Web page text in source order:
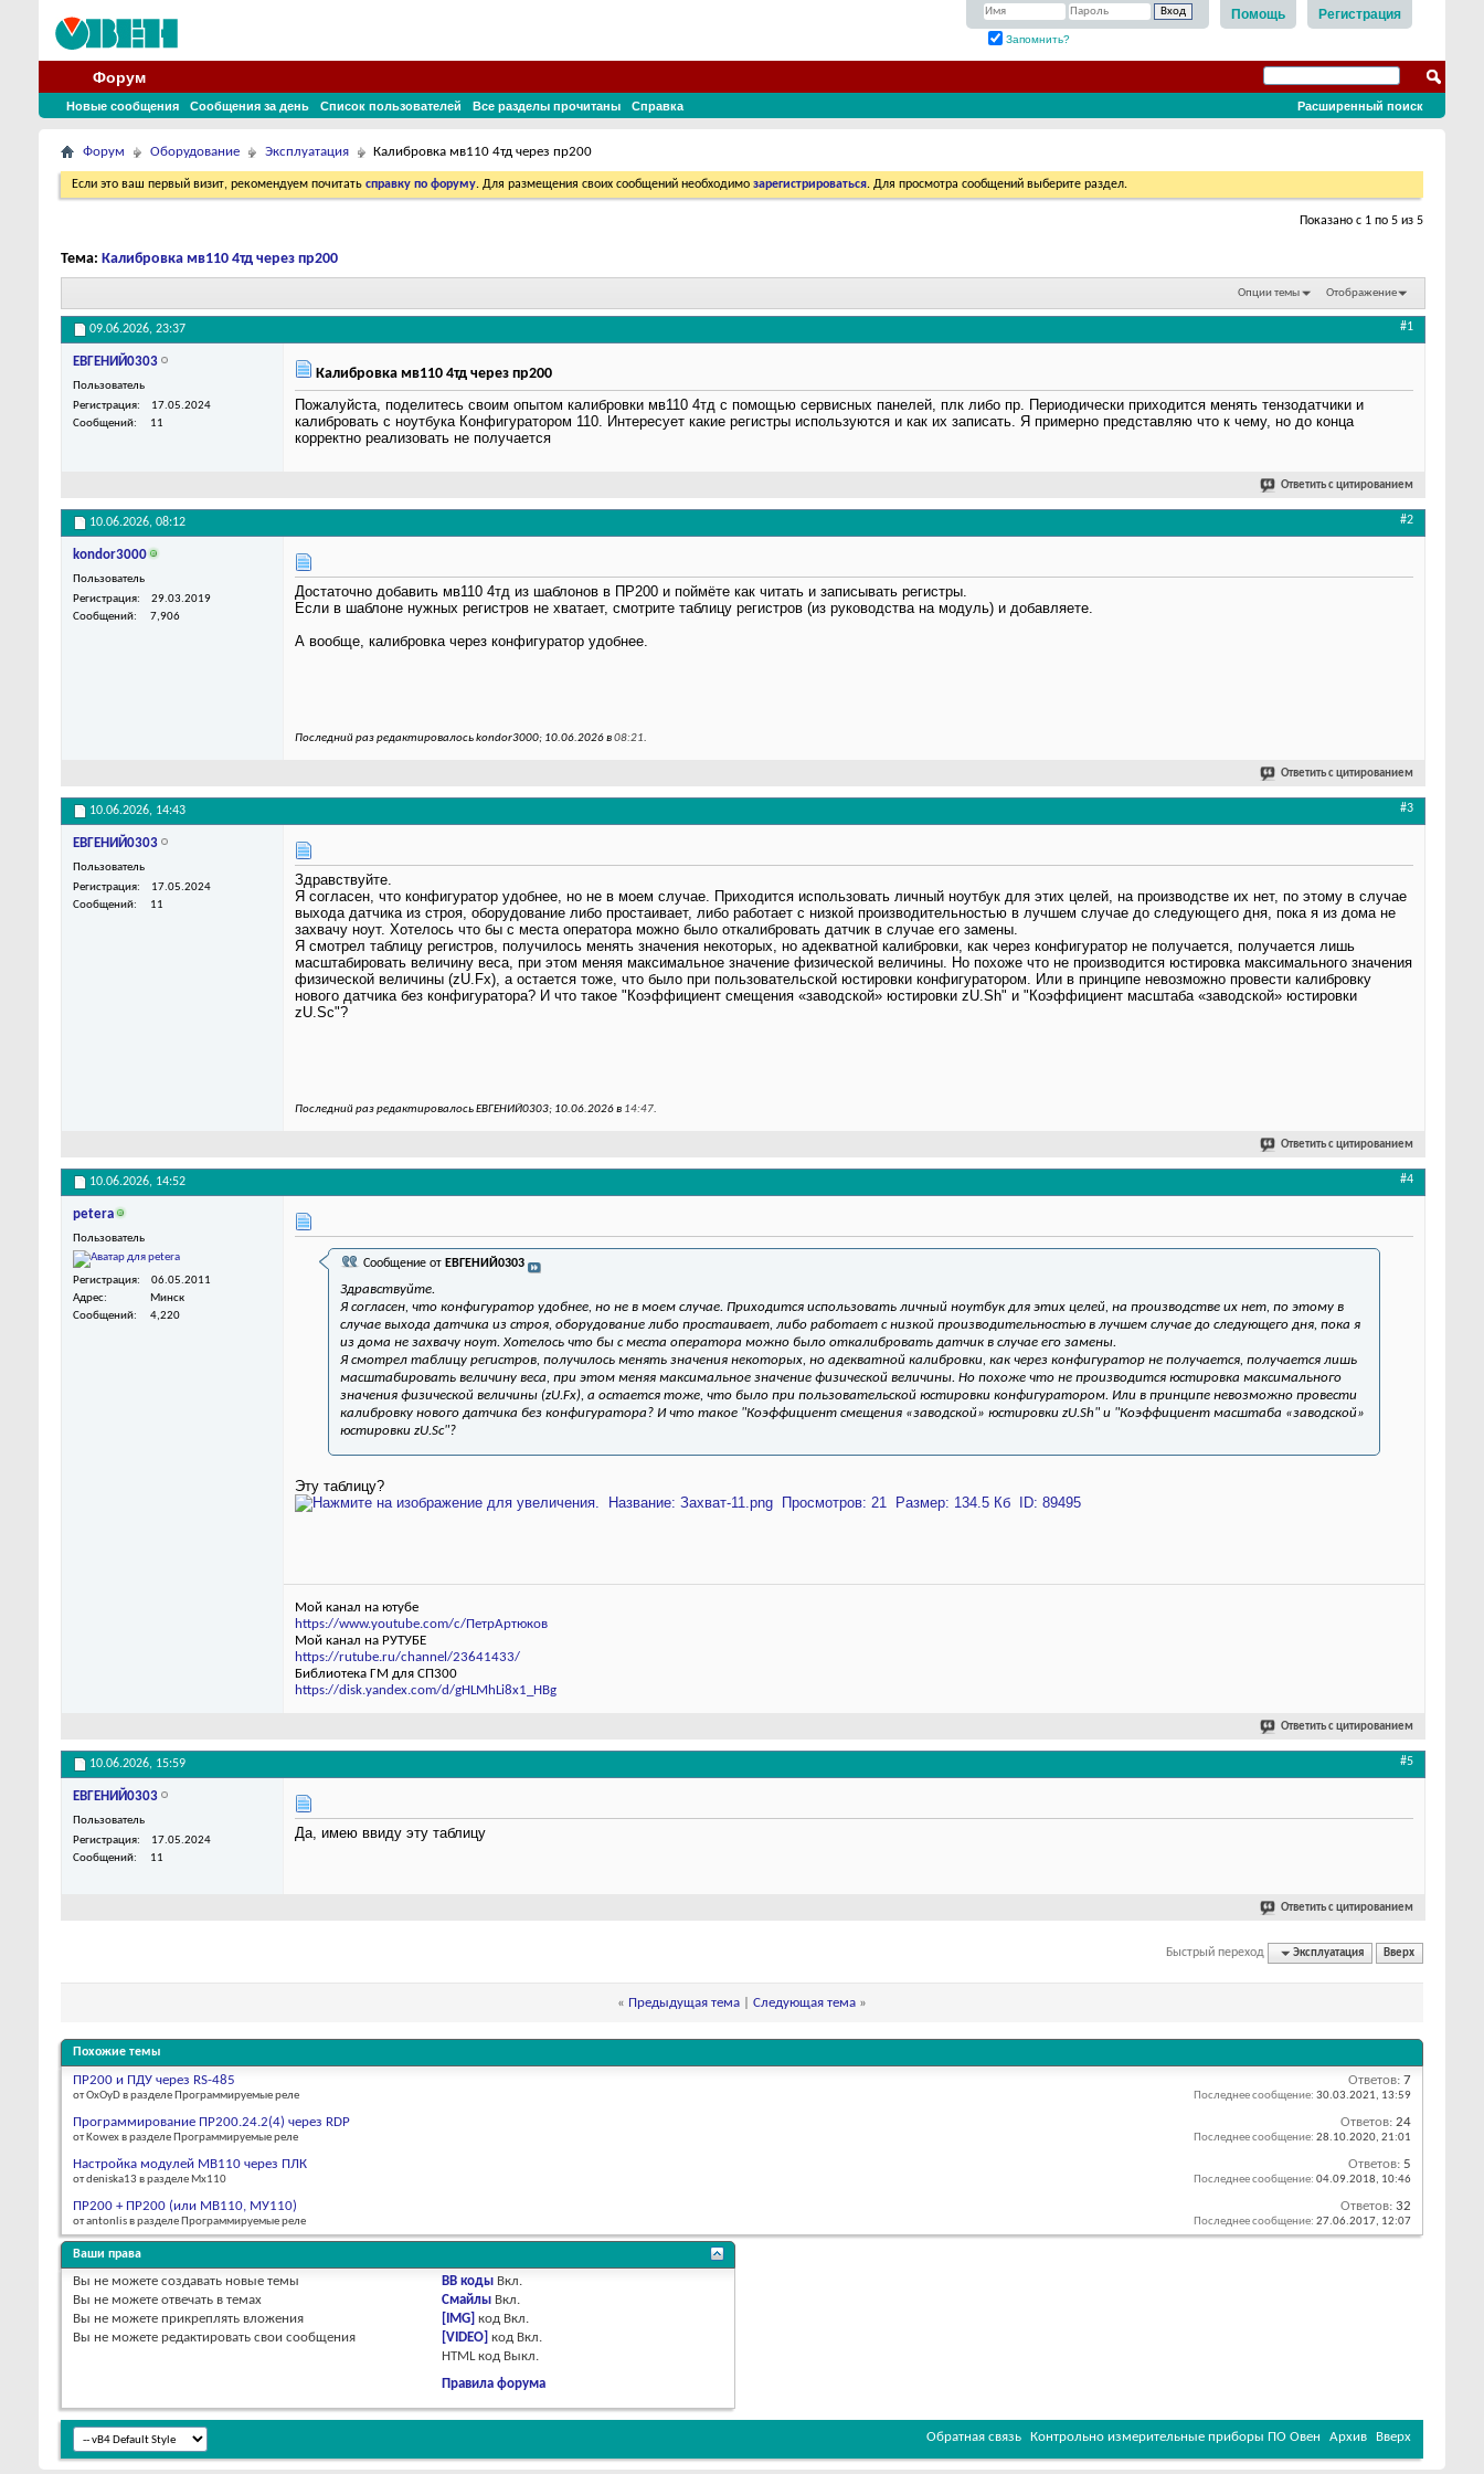
Регистрация
Помощь
Запомнить?
Форум
Новые сообщения Сообщения за день Список пользователей Все разделы прочитаны Справка Расширенный поиск
Форум Оборудование Эксплуатация Калибровка мв110 4тд через пр200
Если это ваш первый визит, рекомендуем почитать справку по форуму. Для размещения своих сообщений необходимо зарегистрироваться. Для просмотра сообщений выберите раздел.
Показано с 1 по 5 из 5
Тема: Калибровка мв110 4тд через пр200
Опции темы Отображение
09.06.2026, 23:37 #1
ЕВГЕНИЙ0303
Пользователь
Регистрация
17.05.2024
Сообщений
11
Калибровка мв110 4тд через пр200
Пожалуйста, поделитесь своим опытом калибровки мв110 4тд с помощью сервисных панелей, плк либо пр. Периодически приходится менять тензодатчики и
калибровать с ноутбука Конфигуратором 110. Интересует какие регистры используются и как их записать. Я примерно представляю что к чему, но до конца
корректно реализовать не получается
Ответить с цитированием
10.06.2026, 08:12 #2
kondor3000
Пользователь
Регистрация
29.03.2019
Сообщений
7,906
Достаточно добавить мв110 4тд из шаблонов в ПР200 и поймёте как читать и записывать регистры.
Если в шаблоне нужных регистров не хватает, смотрите таблицу регистров (из руководства на модуль) и добавляете.
А вообще, калибровка через конфигуратор удобнее.
Последний раз редактировалось kondor3000; 10.06.2026 в08:21.
Ответить с цитированием
10.06.2026, 14:43 #3
ЕВГЕНИЙ0303
Пользователь
Регистрация
17.05.2024
Сообщений
11
Здравствуйте.
Я согласен, что конфигуратор удобнее, но не в моем случае. Приходится использовать личный ноутбук для этих целей, на производстве их нет, по этому в случае
выхода датчика из строя, оборудование либо простаивает, либо работает с низкой производительностью в лучшем случае до следующего дня, пока я из дома не
захвачу ноут. Хотелось что бы с места оператора можно было откалибровать датчик в случае его замены.
Я смотрел таблицу регистров, получилось менять значения некоторых, но адекватной калибровки, как через конфигуратор не получается, получается лишь
масштабировать величину веса, при этом меняя максимальное значение физической величины. Но похоже что не производится юстировка максимального значения
физической величины (zU.Fx), а остается тоже, что было при пользовательской юстировки конфигуратором. Или в принципе невозможно провести калибровку
нового датчика без конфигуратора? И что такое "Коэффициент смещения «заводской» юстировки zU.Sh" и "Коэффициент масштаба «заводской» юстировки
zU.Sc"?
Последний раз редактировалось ЕВГЕНИЙ0303; 10.06.2026 в 14:47.
Ответить с цитированием
10.06.2026, 14:52 #4
petera
Пользователь
Регистрация
06.05.2011
Адрес
Минск
Сообщений
4,220
Сообщение от ЕВГЕНИЙ0303
Здравствуйте.
Я согласен, что конфигуратор удобнее, но не в моем случае. Приходится использовать личный ноутбук для этих целей, на производстве их нет, по этому в
случае выхода датчика из строя, оборудование либо простаивает, либо работает с низкой производительностью в лучшем случае до следующего дня, пока я
из дома не захвачу ноут. Хотелось что бы с места оператора можно было откалибровать датчик в случае его замены.
Я смотрел таблицу регистров, получилось менять значения некоторых, но адекватной калибровки, как через конфигуратор не получается, получается лишь
масштабировать величину веса, при этом меняя максимальное значение физической величины. Но похоже что не производится юстировка максимального
значения физической величины (zU.Fx), а остается тоже, что было при пользовательской юстировки конфигуратором. Или в принципе невозможно провести
калибровку нового датчика без конфигуратора? И что такое "Коэффициент смещения «заводской» юстировки zU.Sh" и "Коэффициент масштаба «заводской»
юстировки zU.Sc"?
Эту таблицу?
Мой канал на ютубе
https://www.youtube.com/c/ПетрАртюков
Мой канал на РУТУБЕ
https://rutube.ru/channel/23641433/
Библиотека ГМ для СП300
https://disk.yandex.com/d/gHLMhLi8x1_HBg
Ответить с цитированием
10.06.2026, 15:59 #5
ЕВГЕНИЙ0303
Пользователь
Регистрация
17.05.2024
Сообщений
11
Да, имею ввиду эту таблицу
Ответить с цитированием
Быстрый переход Эксплуатация Вверх
« Предыдущая тема Следующая тема »
Похожие темы
ПР200 и ПДУ через RS-485
от OxOyD в разделе Программируемые реле
Ответов: 7
Последнее сообщение: 30.03.2021, 13:59
Программирование ПР200.24.2(4) через RDP
от Kowex в разделе Программируемые реле
Ответов: 24
Последнее сообщение: 28.10.2020, 21:01
Настройка модулей МВ110 через ПЛК
от deniska13 в разделе Мх110
Ответов: 5
Последнее сообщение: 04.09.2018, 10:46
ПР200 + ПР200 (или МВ110, МУ110)
от antonlis в разделе Программируемые реле
Ответов: 32
Последнее сообщение: 27.06.2017, 12:07
Ваши права
Вы не можете создавать новые темы
Вы не можете отвечать в темах
Вы не можете прикреплять вложения
Вы не можете редактировать свои сообщения
BB коды Вкл.
Смайлы Вкл.
[IMG] код Вкл.
[VIDEO] код Вкл.
HTML код Выкл.
Правила форума
Обратная связь Контрольно измерительные приборы ПО Овен Архив Вверх